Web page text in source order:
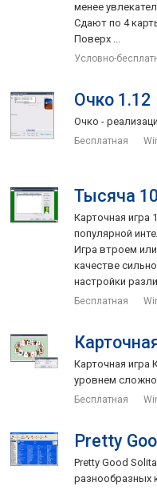
менее
Сдают по 4
Поверх ...
Условно-
Очко 1.12
Очко -
Бесплатная
Тысяча
Карточная игра
популярной
Игра втроем
качестве
настройки
Бесплатная
Карточная игра
уровнем
Бесплатная
Pretty
Pretty Good
разнообразных